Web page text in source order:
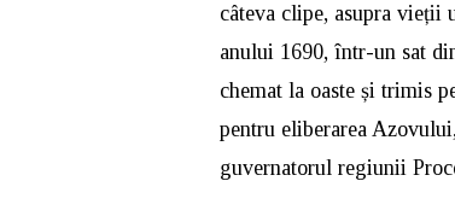
câteva clipe, asupra
anului 1690, într-un sat
chemat la oaste și trimis
pentru eliberarea
guvernatorul regiunii